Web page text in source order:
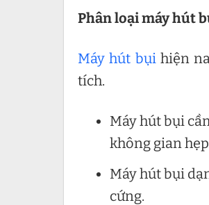
Phân loại máy hút
Máy hút bụihiện
tích.
Máy hút bụi
không gian
Máy hút bụi
cứng.